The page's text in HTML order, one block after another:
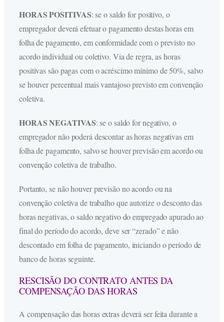
HORAS POSITIVAS: se o saldo for positivo, o
empregador deverá efetuar o pagamento destas horas em
folha de pagamento, em conformidade com o previsto no
acordo individual ou coletivo. Via de regra, as horas
positivas são pagas com o acréscimo mínimo de 50%, salvo
se houver percentual mais vantajoso previsto em convenção
coletiva.
HORAS NEGATIVAS: se o saldo for negativo, o
empregador não poderá descontar as horas negativas em
folha de pagamento, salvo se houver previsão em acordo ou
convenção coletiva de trabalho.
Portanto, se não houver previsão no acordo ou na
convenção coletiva de trabalho que autorize o desconto das
horas negativas, o saldo negativo do empregado apurado ao
final do período do acordo, deve ser “zerado” e não
descontado em folha de pagamento, iniciando o período de
banco de horas seguinte.
RESCISÃO DO CONTRATO ANTES DA
COMPENSAÇÃO DAS HORAS
A compensação das horas extras deverá ser feita durante a